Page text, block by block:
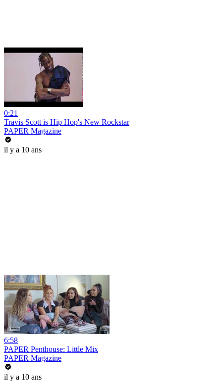
0:21
Travis Scott is Hip Hop's New Rockstar
PAPER Magazine
il y a 10 ans
6:58
PAPER Penthouse: Little Mix
PAPER Magazine
il y a 10 ans